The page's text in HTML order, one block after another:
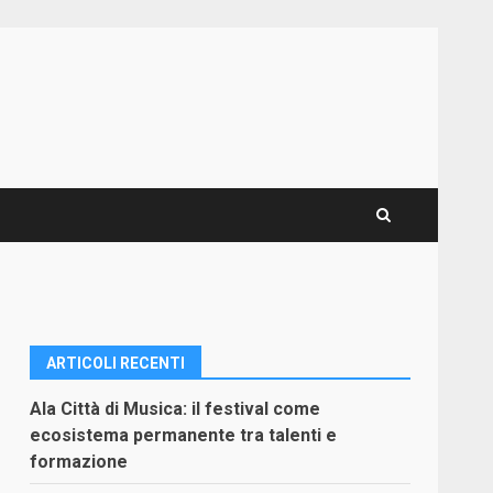
ARTICOLI RECENTI
Ala Città di Musica: il festival come
ecosistema permanente tra talenti e
formazione